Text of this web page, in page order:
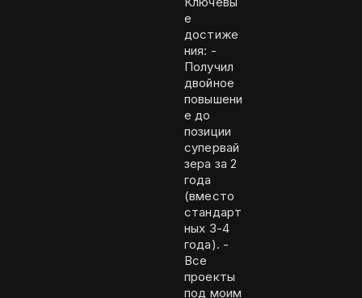
е
достиже
ния: -
Получил
двойное
повышени
е до
позиции
супервай
зера за 2
года
(вместо
стандарт
ных 3-4
года). -
Все
проекты
под моим